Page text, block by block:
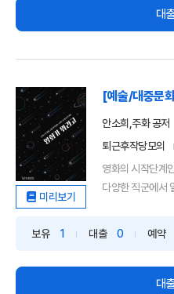
대
미리보기
[예술/대중문
안소희,주화 공저
퇴근후작당모의
영화의 시작단계
다양한 직군에서
보유 1 대출 0 예약
대